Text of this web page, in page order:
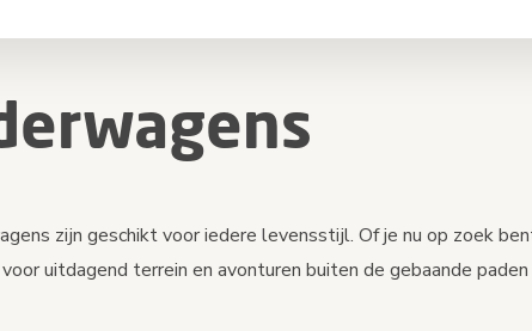
gratis uitproberen
support
support
support
zijn geschikt voor iedere levensstijl. Of je nu op zoek
uitdagend terrein en avonturen buiten de gebaande